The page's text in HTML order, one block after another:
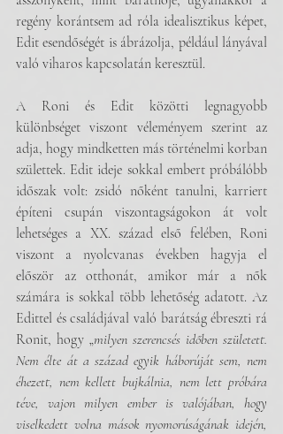
regény korántsem ad róla idealisztikus képet,
Edit esendőségét is ábrázolja, például lányával
való viharos kapcsolatán keresztül.
A Roni és Edit közötti legnagyobb
különbséget viszont véleményem szerint az
adja, hogy mindketten más történelmi korban
születtek. Edit ideje sokkal embert próbálóbb
időszak volt: zsidó nőként tanulni, karriert
építeni csupán viszontagságokon át volt
lehetséges a XX. század első felében, Roni
viszont a nyolcvanas években hagyja el
először az otthonát, amikor már a nők
számára is sokkal több lehetőség adatott. Az
Edittel és családjával való barátság ébreszti rá
Ronit, hogy „milyen szerencsés időben született.
Nem élte át a század egyik háborúját sem, nem
éhezett, nem kellett bujkálnia, nem lett próbára
téve, vajon milyen ember is valójában, hogy
viselkedett volna mások nyomorúságának idején,